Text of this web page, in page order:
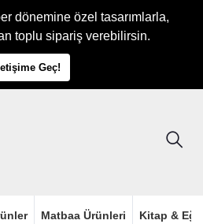
dönemine özel tasarımlarla,
toplu sipariş verebilirsin.
İletişime Geç!
Matbaa Ürünleri Kitap &